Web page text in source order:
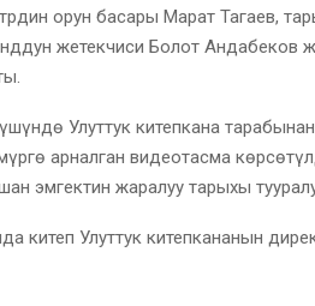
орун басары Марат Тагаев,
жетекчиси Болот Андабеков
Улуттук китепкана
арналган видеотасма
эмгектин жаралуу тарыхы
китеп Улуттук китепкананын